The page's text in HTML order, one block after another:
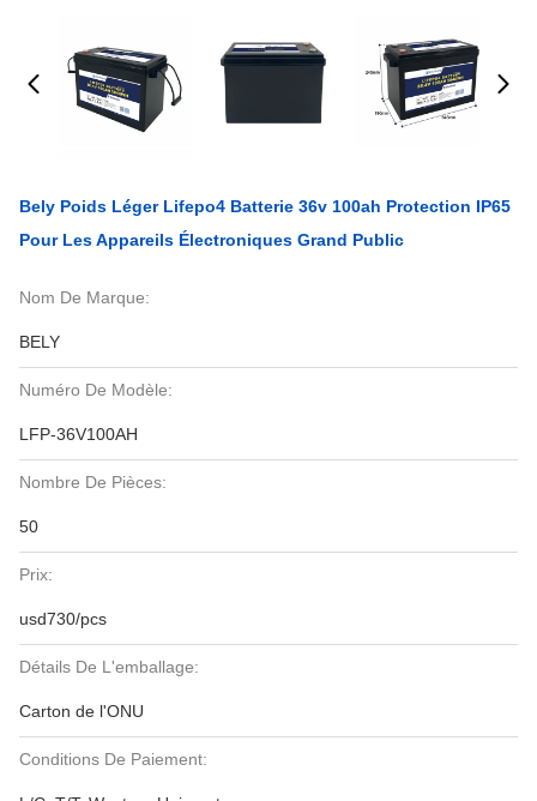
Bely Poids Léger Lifepo4 Batterie 36v 100ah Protection IP65
Pour Les Appareils Électroniques Grand Public
Nom De Marque:
BELY
Numéro De Modèle:
LFP-36V100AH
Nombre De Pièces:
50
Prix:
usd730/pcs
Détails De L'emballage:
Carton de l'ONU
Conditions De Paiement: